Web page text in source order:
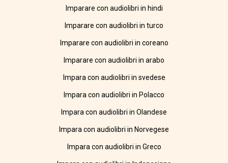
Imparare con audiolibri in hindi
Imparare con audiolibri in turco
Imparare con audiolibri in coreano
Imparare con audiolibri in arabo
Impara con audiolibri in svedese
Impara con audiolibri in Polacco
Impara con audiolibri in Olandese
Impara con audiolibri in Norvegese
Impara con audiolibri in Greco